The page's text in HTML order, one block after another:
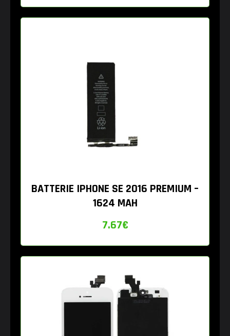
BATTERIE IPHONE SE 2016 PREMIUM –
1624 MAH
7.67€